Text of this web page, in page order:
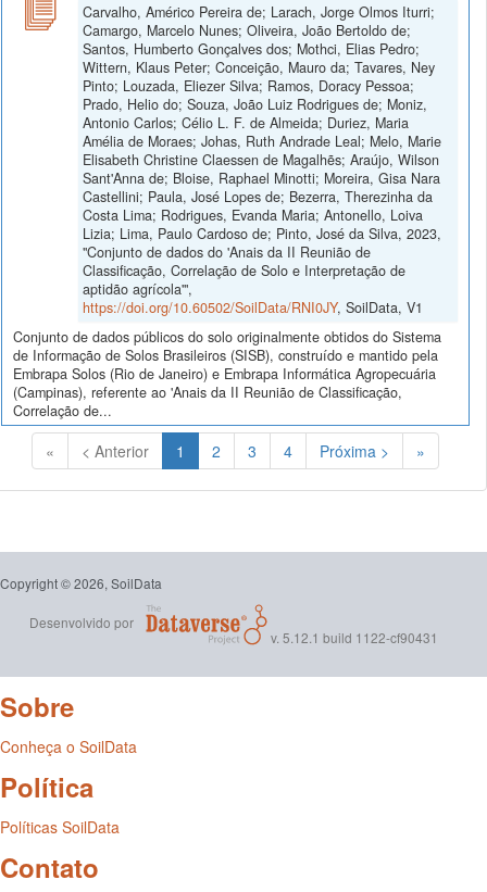
Carvalho, Américo Pereira de; Larach, Jorge Olmos Iturri;
Camargo, Marcelo Nunes; Oliveira, João Bertoldo de;
Santos, Humberto Gonçalves dos; Mothci, Elias Pedro;
Wittern, Klaus Peter; Conceição, Mauro da; Tavares, Ney
Pinto; Louzada, Eliezer Silva; Ramos, Doracy Pessoa;
Prado, Helio do; Souza, João Luiz Rodrigues de; Moniz,
Antonio Carlos; Célio L. F. de Almeida; Duriez, Maria
Amélia de Moraes; Johas, Ruth Andrade Leal; Melo, Marie
Elisabeth Christine Claessen de Magalhẽs; Araújo, Wilson
Sant'Anna de; Bloise, Raphael Minotti; Moreira, Gisa Nara
Castellini; Paula, José Lopes de; Bezerra, Therezinha da
Costa Lima; Rodrigues, Evanda Maria; Antonello, Loiva
Lizia; Lima, Paulo Cardoso de; Pinto, José da Silva, 2023,
"Conjunto de dados do 'Anais da II Reunião de
Classificação, Correlação de Solo e Interpretação de
aptidão agrícola'",
https://doi.org/10.60502/SoilData/RNI0JY, SoilData, V1
Conjunto de dados públicos do solo originalmente obtidos do Sistema
de Informação de Solos Brasileiros (SISB), construído e mantido pela
Embrapa Solos (Rio de Janeiro) e Embrapa Informática Agropecuária
(Campinas), referente ao 'Anais da II Reunião de Classificação,
Correlação de...
« < Anterior 1 (Atual)
2 3 4 Próxima > »
Copyright © 2026, SoilData
Desenvolvido por
v. 5.12.1 build 1122-cf90431
Sobre
Conheça o SoilData
Política
Políticas SoilData
Contato